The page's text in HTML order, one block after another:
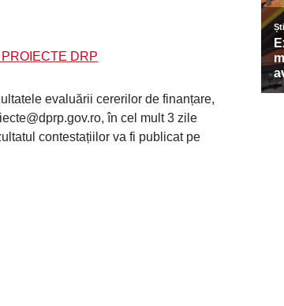
DRP
evaluării cererilor de finanțare,
, în cel mult 3 zile
contestațiilor va fi publicat pe